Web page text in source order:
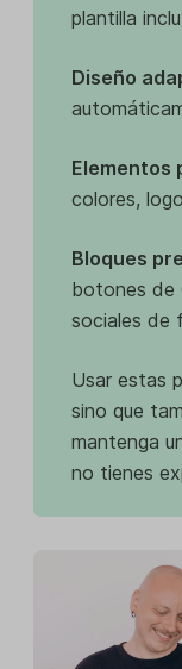
plantilla
Diseño
Elementos
colores,
Bloques
botones de
sociales de
Usar estas
sino que
mantenga
no tienes